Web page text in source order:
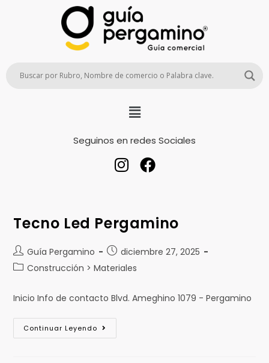
Seguinos en redes Sociales
Tecno Led Pergamino
Guía Pergamino
diciembre 27, 2025
Construcción > Materiales
Inicio Info de contacto Blvd. Ameghino 1079 - Pergamino
Continuar Leyendo